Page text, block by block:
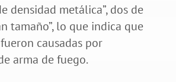
densidad metálica”, dos de
tamaño”, lo que indica que
causadas por
arma de fuego.